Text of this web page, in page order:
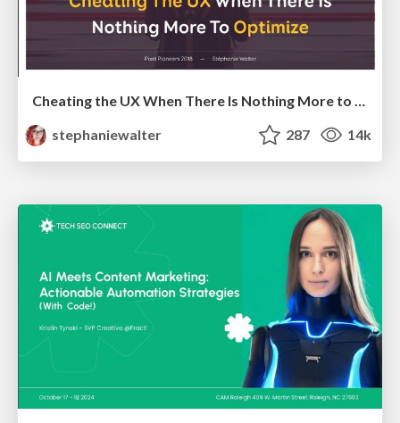
Cheating the UX When There Is Nothing More to Optimize - PixelPioneers
stephaniewalter
287 14k